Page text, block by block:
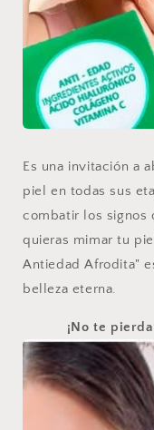
Es una invitación a
piel en todas sus
combatir los signos
quieras mimar tu
Antiedad Afrodita"
belleza eterna.
¡No te